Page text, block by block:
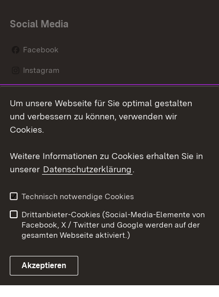
Social Media
Facebook
Instagram
Mastodon
Youtube
Link zum Landesportal
Kontakt
Datenschutz
Barrierefreiheit
Impressum Cookies
Um unsere Webseite für Sie optimal gestalten
und verbessern zu können, verwenden wir
Cookies.
Weitere Informationen zu Cookies erhalten Sie in
unserer Datenschutzerklärung.
Technisch notwendige Cookies
Drittanbieter-Cookies (Social-Media-Elemente von
Facebook, X / Twitter und Google werden auf der
gesamten Webseite aktiviert.)
Akzeptieren